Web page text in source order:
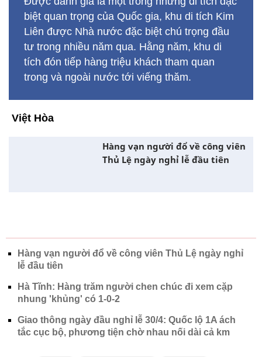
Di tích lịch sử văn hóa Kim Liên (gọi tắt là
Khu di tích Kim Liên) là di tích lịch sử văn hoá
quốc gia.
Khu di tích Kim Liên là 1 trong 4 di tích quan
trọng tại Việt Nam về Chủ tịch Hồ Chí Minh,
lưu giữ những hiện vật, tài liệu, không gian
văn hóa - lịch sử về thời niên thiếu của Chủ
tịch Hồ Chí Minh và những người thân trong
Được đánh giá là một trong những di tích đặc
biệt quan trọng của Quốc gia, khu di tích Kim
Việt Hòa
Hàng vạn người đổ về công viên
Thủ Lệ ngày nghỉ lễ đầu tiên